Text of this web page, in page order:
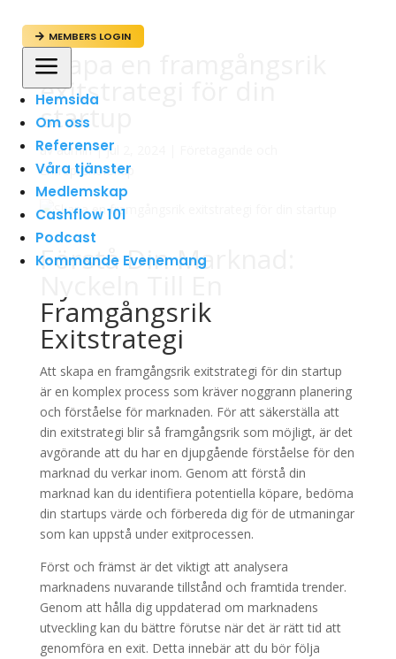
 MEMBERS LOGIN
a
Hemsida
Om oss
Referenser
Våra tjänster
Medlemskap
Cashflow 101
Podcast
Kommande Evenemang
Skapa en framgångsrik
exitstrategi för din
startup
avadmin|jul 2, 2024
Entreprenörskap
Förstå Din Marknad:
Framgångsrik
Exitstrategi
Att skapa en framgångsrik exitstrategi för din startup
är en komplex process som kräver noggrann planering
och förståelse för marknaden. För att säkerställa att
din exitstrategi blir så framgångsrik som möjligt, är det
avgörande att du har en djupgående förståelse för den
marknad du verkar inom. Genom att förstå din
marknad kan du identifiera potentiella köpare, bedöma
din startups värde och förbereda dig för de utmaningar
som kan uppstå under exitprocessen.
Först och främst är det viktigt att analysera
marknadens nuvarande tillstånd och framtida trender.
Genom att hålla dig uppdaterad om marknadens
utveckling kan du bättre förutse när det är rätt tid att
genomföra en exit. Detta innebär att du bör följa